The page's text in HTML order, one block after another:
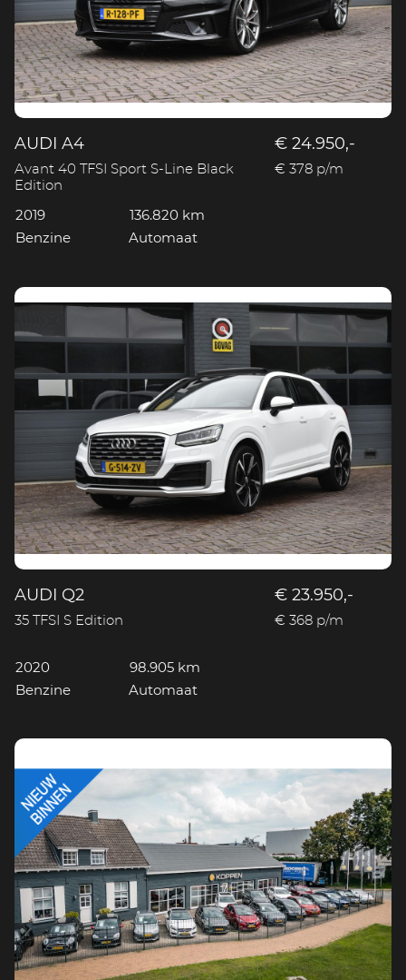
AUDI A4
Avant 40 TFSI Sport S-Line Black
Edition
€ 24.950,-
€ 378 p/m
2019
136.820 km
Benzine
Automaat
AUDI Q2
35 TFSI S Edition
€ 23.950,-
€ 368 p/m
2020
98.905 km
Benzine
Automaat